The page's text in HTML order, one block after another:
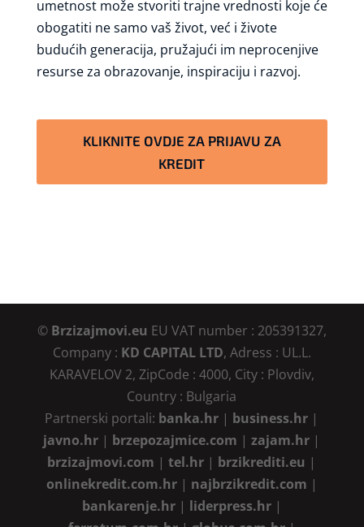
umetnost može stvoriti trajne vrednosti koje će
obogatiti ne samo vaš život, već i živote
budućih generacija, pružajući im neprocenjive
resurse za obrazovanje, inspiraciju i razvoj.
KLIKNITE OVDJE ZA PRIJAVU ZA
KREDIT
© Brzizajmovi.eu EU VAT number : 205391327,
Company : KD CAPITAL LTD, Adress : UL.L.
KARAVELOV 2, ZipCode : 4000, City : Plovdiv,
Country : Bulgaria
Partnerski portali: banka.hr | business.hr |
javno.hr | brzepozajmice.com |zajam.hr |
brzizajmovi.com |tel.hr | brzikrediti.eu |
onlinekredit.com.hr| najbrzikredit.com |
bankarenje.hr| liderpress.hr|